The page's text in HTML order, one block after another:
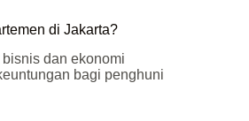
di Jakarta?
dan ekonomi
bagi penghuni